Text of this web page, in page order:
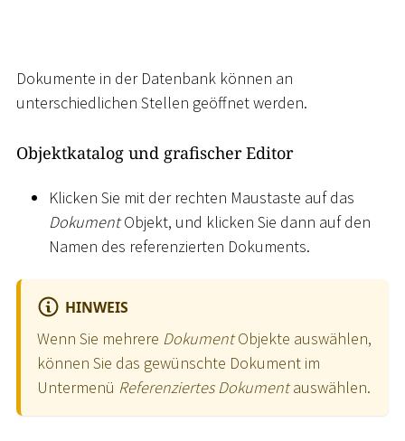
Dokumente in der Datenbank können an
unterschiedlichen Stellen geöffnet werden.
Objektkatalog und grafischer Editor
Klicken Sie mit der rechten Maustaste auf das
DokumentObjekt, und klicken Sie dann auf den
Namen des referenzierten Dokuments.
HINWEIS
Wenn Sie mehrere DokumentObjekte auswählen,
können Sie das gewünschte Dokument im
Untermenü Referenziertes Dokumentauswählen.